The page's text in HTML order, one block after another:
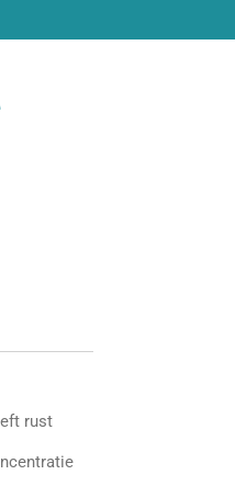
rust